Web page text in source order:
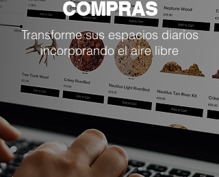
COMPRAS
Transforme sus espacios diarios
incorporando el aire libre